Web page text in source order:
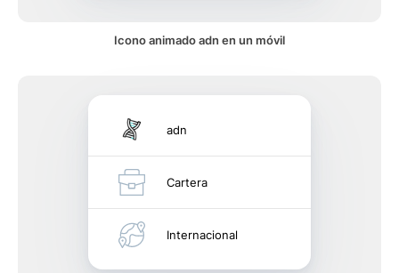
Icono animado adn en un móvil
adn
Cartera
Internacional